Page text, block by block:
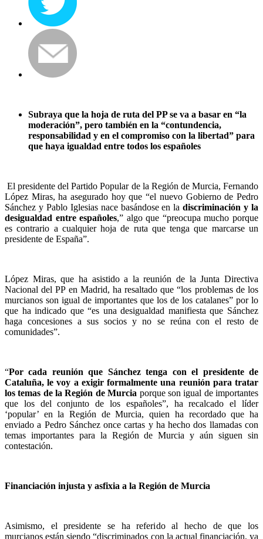
Subraya que la hoja de ruta del PP se va a basar en “la
moderación”, pero también en la “contundencia,
responsabilidad y en el compromiso con la libertad” para
que haya igualdad entre todos los españoles
El presidente del Partido Popular de la Región de Murcia, Fernando
López Miras, ha asegurado hoy que “el nuevo Gobierno de Pedro
Sánchez y Pablo Iglesias nace basándose en ladiscriminación y la
desigualdad entre españoles,” algo que “preocupa mucho porque
es contrario a cualquier hoja de ruta que tenga que marcarse un
presidente de España”.
López Miras, que ha asistido a la reunión de la Junta Directiva
Nacional del PP en Madrid, ha resaltado que “los problemas de los
murcianos son igual de importantes que los de los catalanes” por lo
que ha indicado que “es una desigualdad manifiesta que Sánchez
haga concesiones a sus socios y no se reúna con el resto de
comunidades”.
“Por cada reunión que Sánchez tenga con el presidente de
Cataluña, le voy a exigir formalmente una reunión para tratar
los temas de la Región de Murcia porque son igual de importantes
que los del conjunto de los españoles”, ha recalcado el líder
‘popular’ en la Región de Murcia, quien ha recordado que ha
enviado a Pedro Sánchez once cartas y ha hecho dos llamadas con
temas importantes para la Región de Murcia y aún siguen sin
contestación.
Financiación injusta y asfixia a la Región de Murcia
Asimismo, el presidente se ha referido al hecho de que los
murcianos están siendo “discriminados con la actual financiación, ya